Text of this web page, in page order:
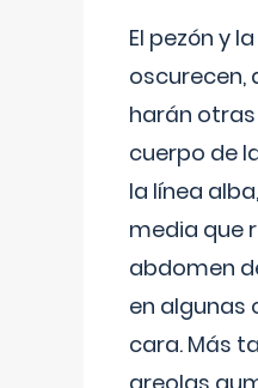
El pezón y
oscurecen,
harán
cuerpo de
la línea
media que
abdomen
en algunas
cara. Más